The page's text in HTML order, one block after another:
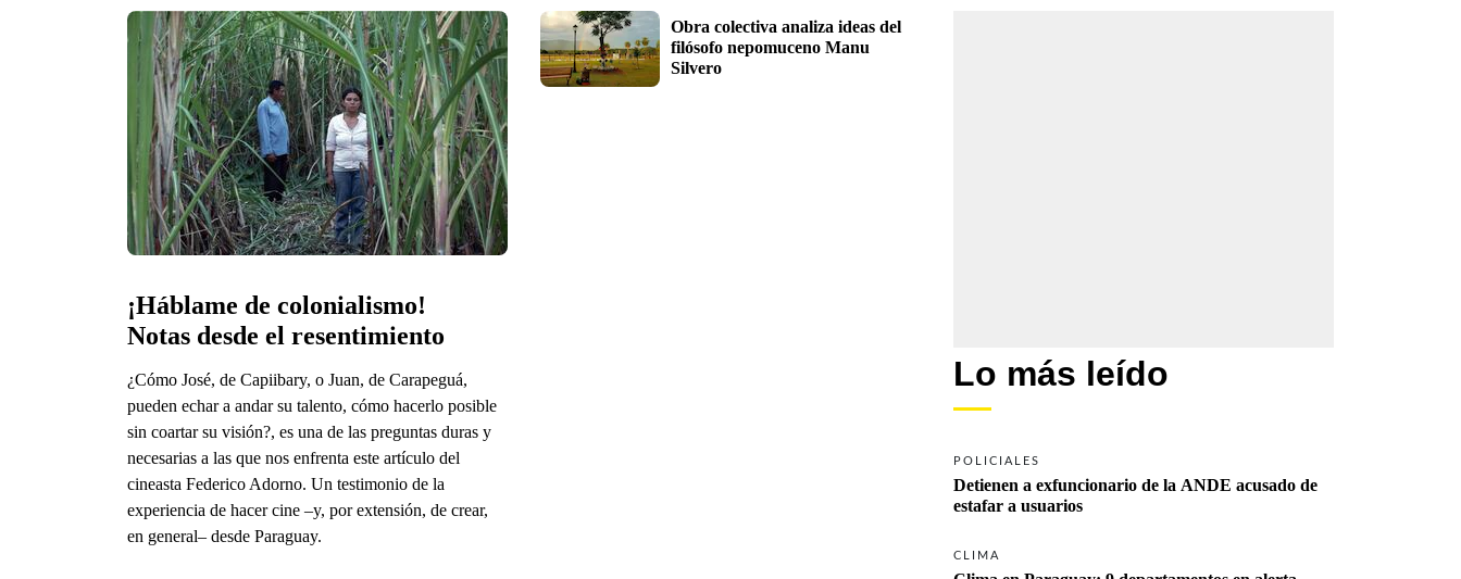
¡Háblame de colonialismo!
Notas desde el resentimiento
¿Cómo José, de Capiibary, o Juan, de Carapeguá,
pueden echar a andar su talento, cómo hacerlo posible
sin coartar su visión?, es una de las preguntas duras y
necesarias a las que nos enfrenta este artículo del
cineasta Federico Adorno. Un testimonio de la
experiencia de hacer cine –y, por extensión, de crear,
en general– desde Paraguay.
Obra colectiva analiza ideas del
filósofo nepomuceno Manu
Silvero
Lo más leído
POLICIALES
Detienen a exfuncionario de la ANDE acusado de
estafar a usuarios
CLIMA